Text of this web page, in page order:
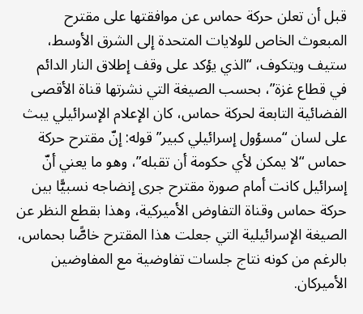
قبل أن تعلن حركة حماس عن موافقتها على مقترح
المبعوث الخاص للولايات المتحدة إلى الشرق الأوسط،
ستيف ويتكوف، “الذي يؤكد على وقف إطلاق النار الدائم
في قطاع غزة”، بحسب الصيغة التي نشرتها قناة الأقصى
الفضائية التابعة لحركة حماس، كان الإعلام الإسرائيلي يبث
على لسان “مسؤول إسرائيلي كبير” قوله: إنّ مقترح حركة
حماس “لا يمكن لأي حكومة أن تقبله”، وهو ما يعني أنّ
إسرائيل كانت أمام صورة مقترح جرى إنضاجه نسبيًّا بين
حركة حماس وقناة التفاوض الأميركية، وهذا بقطع النظر عن
الصيغة الإسرائيلية التي جعلت هذا المقترح خاصًّا بحماس،
بالرغم من كونه نتاج جلسات تفاوضية مع المفاوضين
الأميركان.